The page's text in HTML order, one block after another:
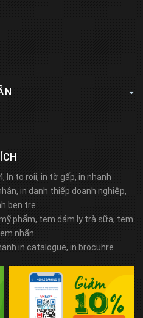
In to roii, in tờ gấp, in nhanh
in danh thiếp doanh nghiệp,
ben tre
phẩm, tem dám ly trà sữa, tem
nhãn
in catalogue, in brocuhre